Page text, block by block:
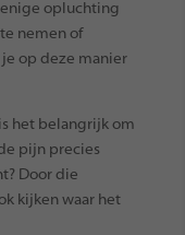
opluchting
nemen of
op deze manier
het belangrijk om
pijn precies
Door die
kijken waar het